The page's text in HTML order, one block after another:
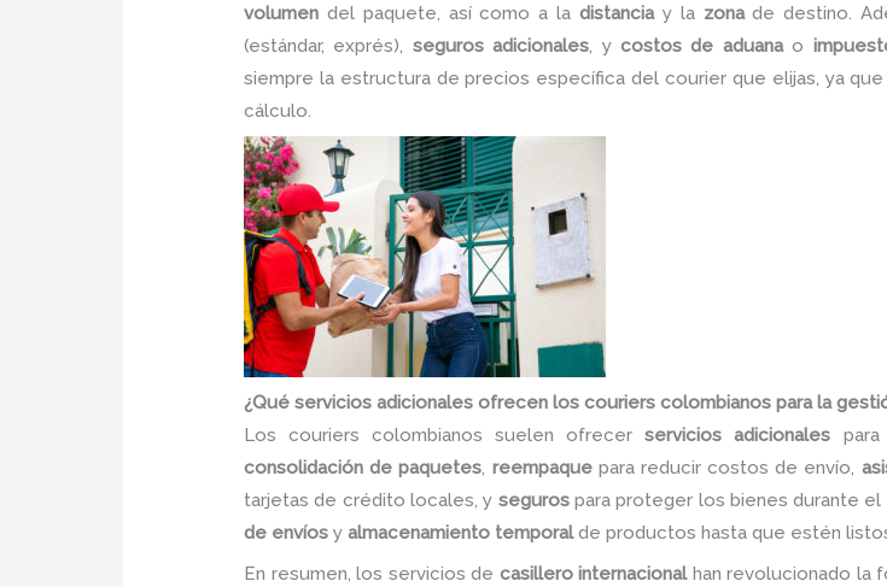
volumen del paquete, así como a ladistanciay la zonade destino.
(estándar, exprés), seguros adicionales , ycostos de aduanao
siempre la estructura de precios específica del courier que elijas, ya
cálculo.
¿Qué servicios adicionales ofrecen los couriers colombianos para la
Los couriers colombianos suelen ofrecerservicios adicionales
consolidación de paquetes reempaquepara reducir costos de envío,
tarjetas de crédito locales, y segurospara proteger los bienes durante el
de envíos yalmacenamiento temporalde productos hasta que estén
En resumen, los servicios de casillero internacionalhan revolucionado la